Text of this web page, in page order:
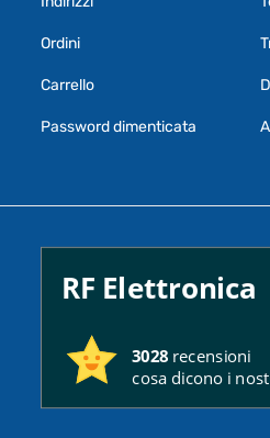
Ordini
Carrello
Password dimenticata
RF Elettronica
3028 recensioni
cosa dicono i